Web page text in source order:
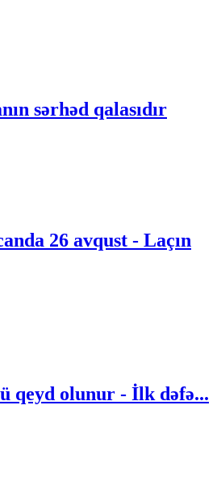
sərhəd qalasıdır
26 avqust - Laçın
qeyd olunur - İlk dəfə...